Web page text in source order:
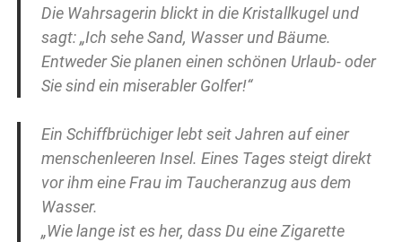
Die Wahrsagerin blickt in die Kristallkugel und
sagt: „Ich sehe Sand, Wasser und Bäume.
Entweder Sie planen einen schönen Urlaub- oder
Sie sind ein miserabler Golfer!“
Ein Schiffbrüchiger lebt seit Jahren auf einer
menschenleeren Insel. Eines Tages steigt direkt
vor ihm eine Frau im Taucheranzug aus dem
Wasser.
„Wie lange ist es her, dass Du eine Zigarette